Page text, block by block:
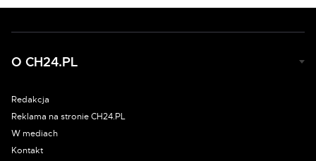
O CH24.PL
Redakcja
Reklama na stronie CH24.PL
W mediach
Kontakt